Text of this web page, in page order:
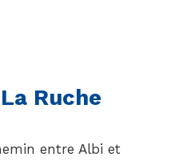
Ruche
entre Albi et